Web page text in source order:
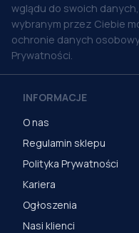
wglądu do swoich
wybranym przez Ciebie
ochronie danych
Prywatności.
INFORMACJE
O nas
Regulamin sklepu
Polityka Prywatności
Kariera
Ogłoszenia
Nasi klienci